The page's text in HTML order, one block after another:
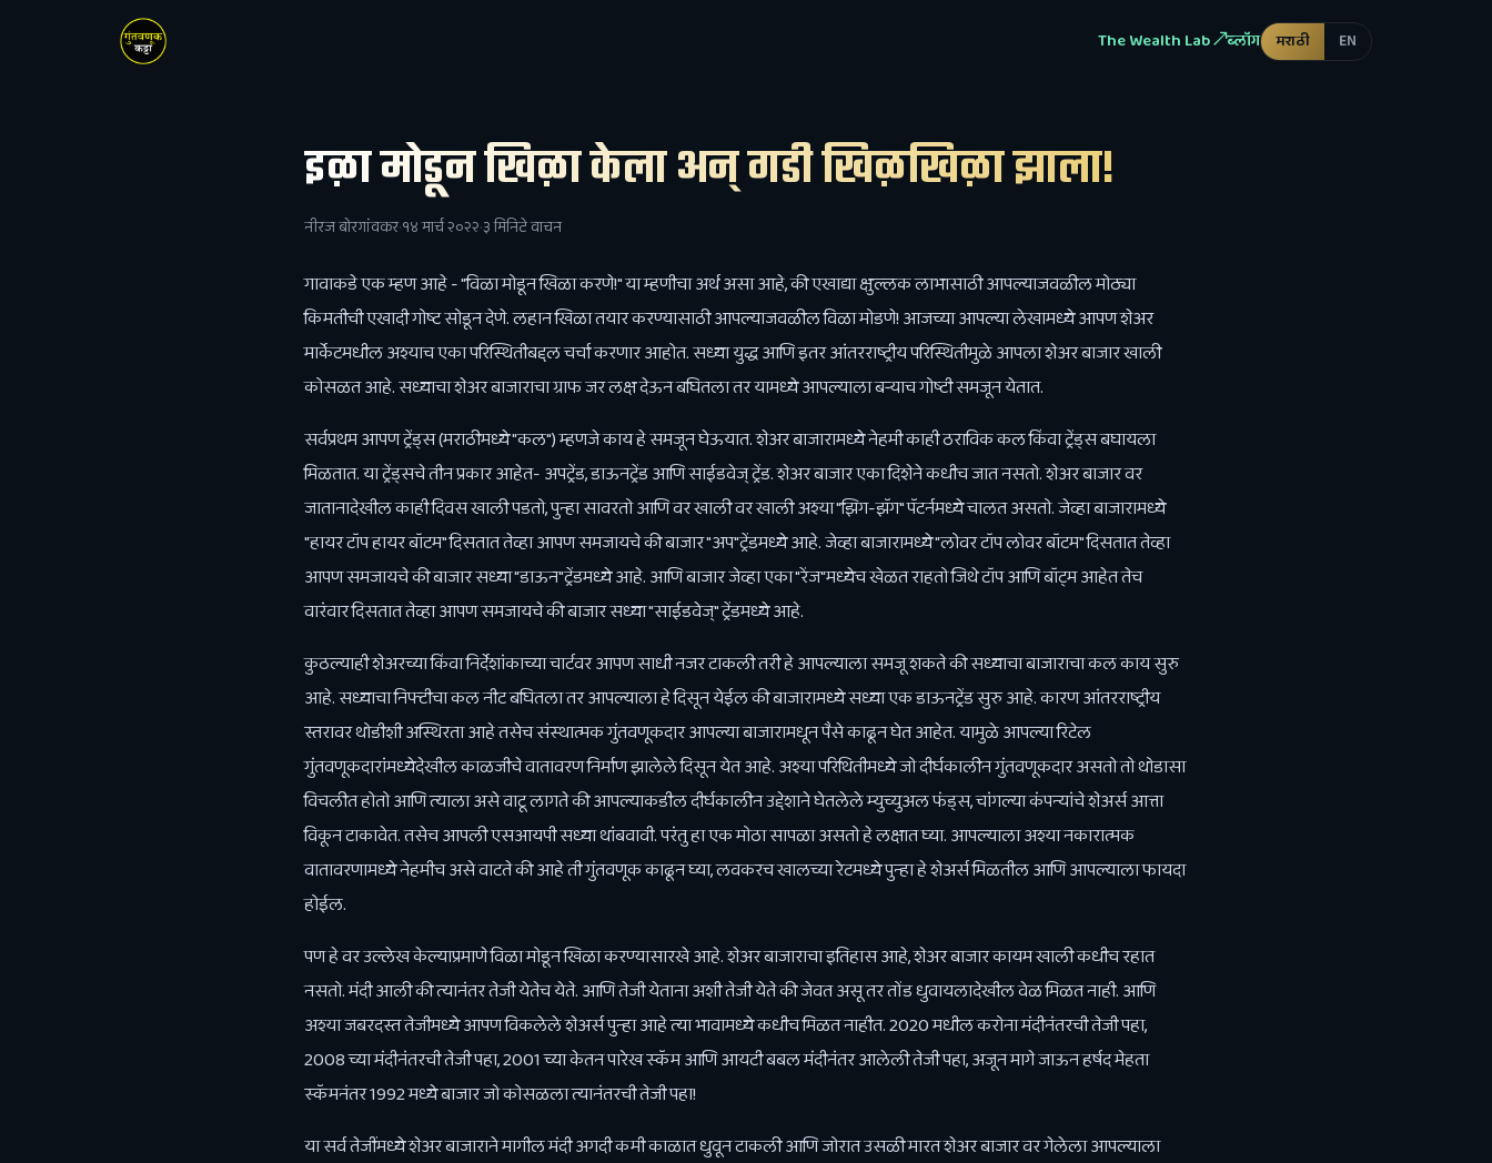
The Wealth Lab ↗ब्लॉग मराठी EN
इळा मोडून खिळा केला अन् गडी खिळखिळा झाला!
नीरज बोरगांवकर·१४ मार्च २०२२·३ मिनिटे वाचन
गावाकडे एक म्हण आहे - "विळा मोडून खिळा करणे!" या म्हणीचा अर्थ असा आहे, की एखाद्या क्षुल्लक लाभासाठी आपल्याजवळील मोठ्या
किमतीची एखादी गोष्ट सोडून देणे. लहान खिळा तयार करण्यासाठी आपल्याजवळील विळा मोडणे! आजच्या आपल्या लेखामध्ये आपण शेअर
मार्केटमधील अश्याच एका परिस्थितीबद्दल चर्चा करणार आहोत. सध्या युद्ध आणि इतर आंतरराष्ट्रीय परिस्थितीमुळे आपला शेअर बाजार खाली
कोसळत आहे. सध्याचा शेअर बाजाराचा ग्राफ जर लक्ष देऊन बघितला तर यामध्ये आपल्याला बर्‍याच गोष्टी समजून येतात.
सर्वप्रथम आपण ट्रेंड्स (मराठीमध्ये "कल") म्हणजे काय हे समजून घेऊयात. शेअर बाजारामध्ये नेहमी काही ठराविक कल किंवा ट्रेंड्स बघायला
मिळतात. या ट्रेंड्सचे तीन प्रकार आहेत- अपट्रेंड, डाऊनट्रेंड आणि साईडवेज्‌ ट्रेंड. शेअर बाजार एका दिशेने कधीच जात नसतो. शेअर बाजार वर
जातानादेखील काही दिवस खाली पडतो, पुन्हा सावरतो आणि वर खाली वर खाली अश्या "झिग-झॅग" पॅटर्नमध्ये चालत असतो. जेव्हा बाजारामध्ये
"हायर टॉप हायर बॉटम" दिसतात तेव्हा आपण समजायचे की बाजार "अप"ट्रेंडमध्ये आहे. जेव्हा बाजारामध्ये "लोवर टॉप लोवर बॉटम" दिसतात तेव्हा
आपण समजायचे की बाजार सध्या "डाऊन"ट्रेंडमध्ये आहे. आणि बाजार जेव्हा एका "रेंज"मध्येच खेळत राहतो जिथे टॉप आणि बॉट्म आहेत तेच
वारंवार दिसतात तेव्हा आपण समजायचे की बाजार सध्या "साईडवेज्‌" ट्रेंडमध्ये आहे.
कुठल्याही शेअरच्या किंवा निर्देशांकाच्या चार्टवर आपण साधी नजर टाकली तरी हे आपल्याला समजू शकते की सध्याचा बाजाराचा कल काय सुरु
आहे. सध्याचा निफ्टीचा कल नीट बघितला तर आपल्याला हे दिसून येईल की बाजारामध्ये सध्या एक डाऊनट्रेंड सुरु आहे. कारण आंतरराष्ट्रीय
स्तरावर थोडीशी अस्थिरता आहे तसेच संस्थात्मक गुंतवणूकदार आपल्या बाजारामधून पैसे काढून घेत आहेत. यामुळे आपल्या रिटेल
गुंतवणूकदारांमध्येदेखील काळजीचे वातावरण निर्माण झालेले दिसून येत आहे. अश्या परिथितीमध्ये जो दीर्घकालीन गुंतवणूकदार असतो तो थोडासा
विचलीत होतो आणि त्याला असे वाटू लागते की आपल्याकडील दीर्घकालीन उद्देशाने घेतलेले म्युच्युअल फंड्स, चांगल्या कंपन्यांचे शेअर्स आत्ता
विकून टाकावेत. तसेच आपली एसआयपी सध्या थांबवावी. परंतु हा एक मोठा सापळा असतो हे लक्षात घ्या. आपल्याला अश्या नकारात्मक
वातावरणामध्ये नेहमीच असे वाटते की आहे ती गुंतवणूक काढून घ्या, लवकरच खालच्या रेटमध्ये पुन्हा हे शेअर्स मिळतील आणि आपल्याला फायदा
होईल.
पण हे वर उल्लेख केल्याप्रमाणे विळा मोडून खिळा करण्यासारखे आहे. शेअर बाजाराचा इतिहास आहे, शेअर बाजार कायम खाली कधीच रहात
नसतो. मंदी आली की त्यानंतर तेजी येतेच येते. आणि तेजी येताना अशी तेजी येते की जेवत असू तर तोंड धुवायलादेखील वेळ मिळत नाही. आणि
अश्या जबरदस्त तेजीमध्ये आपण विकलेले शेअर्स पुन्हा आहे त्या भावामध्ये कधीच मिळत नाहीत. 2020 मधील करोना मंदीनंतरची तेजी पहा,
2008 च्या मंदीनंतरची तेजी पहा, 2001 च्या केतन पारेख स्कॅम आणि आयटी बबल मंदीनंतर आलेली तेजी पहा, अजून मागे जाऊन हर्षद मेहता
स्कॅमनंतर 1992 मध्ये बाजार जो कोसळला त्यानंतरची तेजी पहा!
या सर्व तेजींमध्ये शेअर बाजाराने मागील मंदी अगदी कमी काळात धुवून टाकली आणि जोरात उसळी मारत शेअर बाजार वर गेलेला आपल्याला